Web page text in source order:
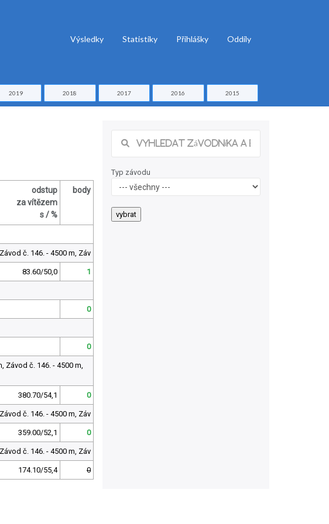
Výsledky Statistiky Přihlášky Oddíly
2019 2018 2017 2016 2015
odstup
za vítězem
s / %
body
č. 146. - 4500 m, Záv
83.60/50,0 1
0
0
Závod č. 146. - 4500 m,
380.70/54,1 0
č. 146. - 4500 m, Záv
359.00/52,1 0
č. 146. - 4500 m, Záv
174.10/55,4 0
Typ závodu